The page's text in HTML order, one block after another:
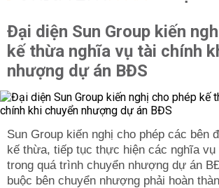
Đại diện Sun Group kiến
kế thừa nghĩa vụ tài chính
nhượng dự án BĐS
Sun Group kiến nghị cho phép các bên
kế thừa, tiếp tục thực hiện các nghĩa
trong quá trình chuyển nhượng dự án
buộc bên chuyển nhượng phải hoàn